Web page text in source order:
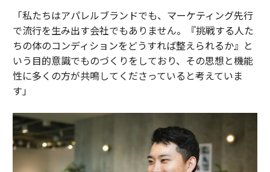
「私たちはアパレルブランドでも、マーケティング先行
で流行を生み出す会社でもありません。『挑戦する人た
ちの体のコンディションをどうすれば整えられるか』と
いう目的意識でものづくりをしており、その思想と機能
性に多くの方が共鳴してくださっていると考えていま
す」